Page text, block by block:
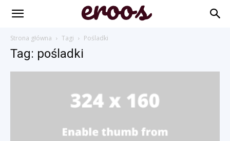
Strona główna Tagi Pośladki
Tag: pośladki